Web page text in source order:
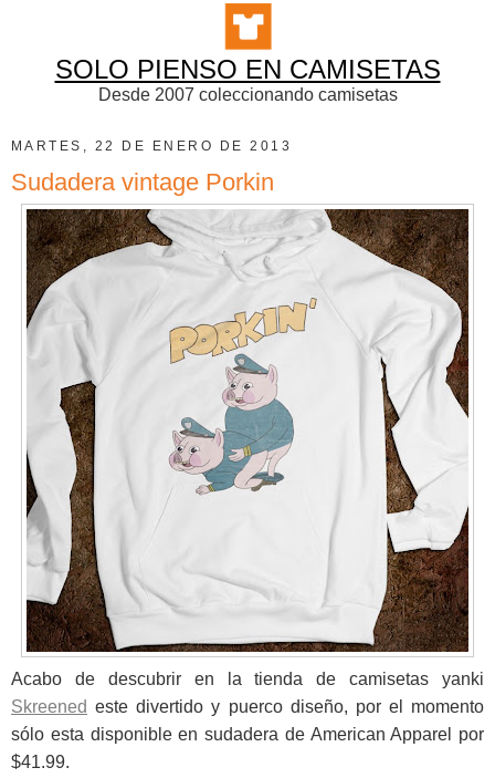
SOLO PIENSO EN CAMISETAS
Desde 2007 coleccionando camisetas
MARTES, 22 DE ENERO DE 2013
Sudadera vintage Porkin
Acabo de descubrir en la tienda de camisetas yanki
Skreened este divertido y puerco diseño, por el momento
sólo esta disponible en sudadera de American Apparel por
$41.99.